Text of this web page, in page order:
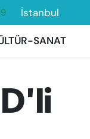
İstanbul
SANAT